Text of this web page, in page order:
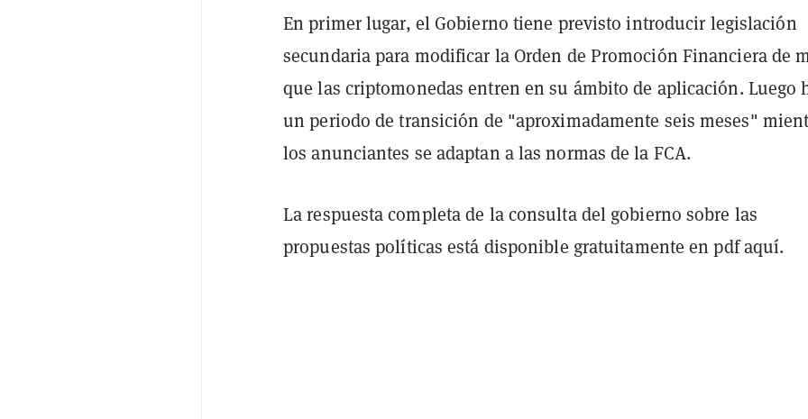
En primer lugar, el Gobierno tiene previsto introducir legislación
secundaria para modificar la Orden de Promoción Financiera de
que las criptomonedas entren en su ámbito de aplicación. Luego
un periodo de transición de "aproximadamente seis meses"
los anunciantes se adaptan a las normas de la FCA.
La respuesta completa de la consulta del gobierno sobre las
propuestas políticas está disponible gratuitamente en pdf aquí.